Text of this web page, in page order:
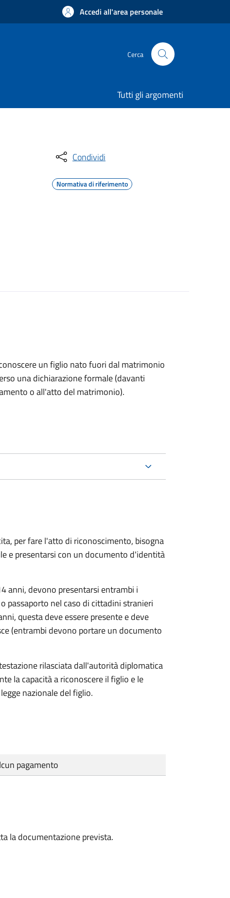
Accedi all'area personale
Cerca
Tutti gli argomenti
Condividi
Normativa di riferimento
un figlio nato fuori dal matrimonio
una dichiarazione formale (davanti
o all'atto del matrimonio).
per fare l'atto di riconoscimento, bisogna
e presentarsi con un documento d'identità
anni, devono presentarsi entrambi i
passaporto nel caso di cittadini stranieri
questa deve essere presente e deve
(entrambi devono portare un documento
rilasciata dall'autorità diplomatica
la capacità a riconoscere il figlio e le
nazionale del figlio.
pagamento
la documentazione prevista.